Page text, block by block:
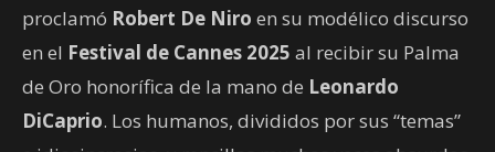
proclamó Robert De Niro en su modélico discurso
en el Festival de Cannes 2025 al recibir su Palma
de Oro honorífica de la mano de Leonardo
DiCaprio. Los humanos, divididos por sus “temas”